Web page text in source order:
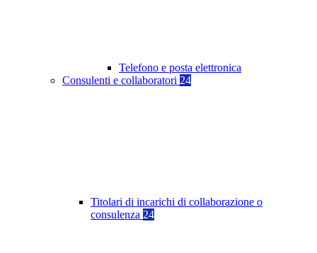
Telefono e posta elettronica
Consulenti e collaboratori 24
Titolari di incarichi di collaborazione o
consulenza 24